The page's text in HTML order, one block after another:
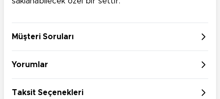
Müşteri Soruları
Yorumlar
Taksit Seçenekleri